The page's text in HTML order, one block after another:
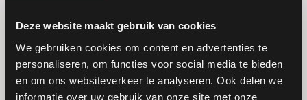
Deze website maakt gebruik van cookies
We gebruiken cookies om content en advertenties te
personaliseren, om functies voor social media te bieden
en om ons websiteverkeer te analyseren. Ook delen we
informatie over uw gebruik van onze site met onze
gebruikt u ze?
11-04-2023 – Justin Blekemolen
Bij in-the-money opties ligt de marktprijs van de